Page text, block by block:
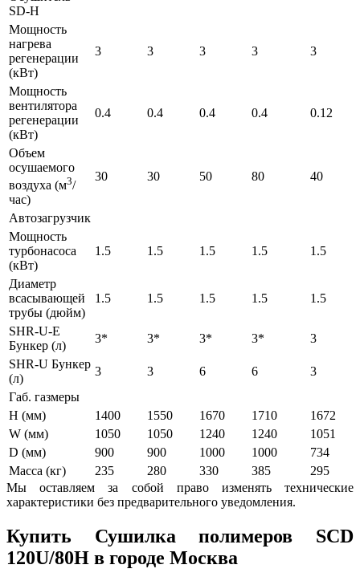
SD-H
Мощность
нагрева
регенерации
(кВт)
3 3 3 3 3
Мощность
вентилятора
регенерации
(кВт)
0.4 0.4 0.4 0.4 0.12
Объем
осушаемого
воздуха (м3/
час)
30 30 50 80 40
Автозагрузчик
Мощность
турбонасоса
(кВт)
1.5 1.5 1.5 1.5 1.5
Диаметр
всасывающей
трубы (дюйм)
1.5 1.5 1.5 1.5 1.5
SHR-U-E
Бункер (л)
3* 3* 3* 3*
3
SHR-U Бункер
(л)
3 3 6 6
3
Габ. газмеры
H (мм)
1400 1550 1670 1710
1672
W (мм)
1050 1050 1240 1240
1051
D (мм)
900 900 1000 1000
734
Масса (кг)
235 280 330 385
295
Мы оставляем за собой право изменять технические
характеристики без предварительного уведомления.
Купить Сушилка полимеров SCD
120U/80H в городе Москва